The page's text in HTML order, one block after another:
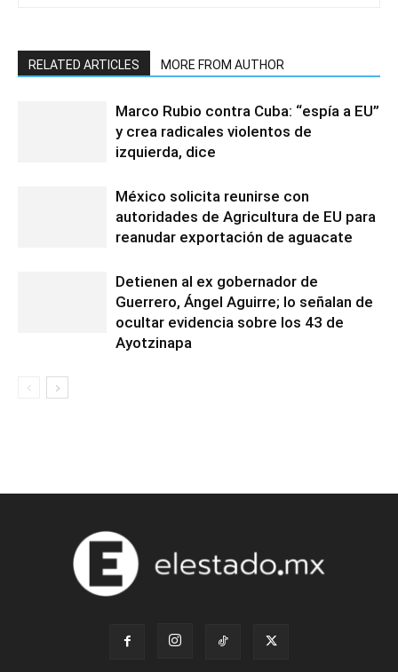
RELATED ARTICLES MORE FROM AUTHOR
Marco Rubio contra Cuba: “espía a EU”
y crea radicales violentos de
izquierda, dice
México solicita reunirse con
autoridades de Agricultura de EU para
reanudar exportación de aguacate
Detienen al ex gobernador de
Guerrero, Ángel Aguirre; lo señalan de
ocultar evidencia sobre los 43 de
Ayotzinapa